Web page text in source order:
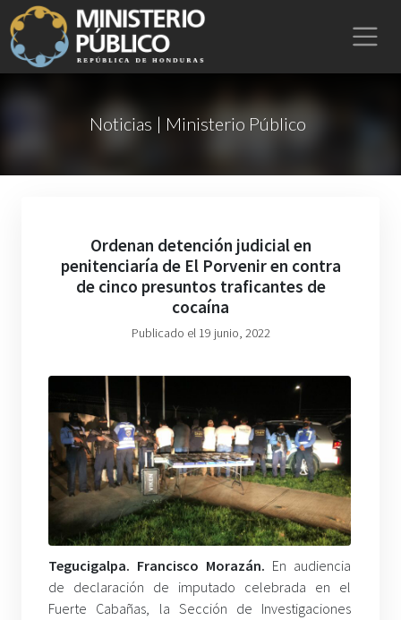
Noticias | Ministerio Público
Ordenan detención judicial en
penitenciaría de El Porvenir en contra
de cinco presuntos traficantes de
cocaína
Publicado el 19 junio, 2022
Tegucigalpa. Francisco Morazán. En audiencia
de declaración de imputado celebrada en el
Fuerte Cabañas, la Sección de Investigaciones